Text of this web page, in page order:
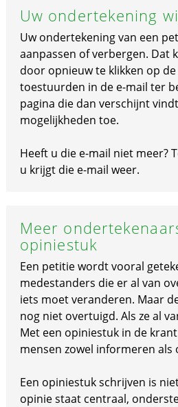
Uw ondertekening
Uw ondertekening van een
aanpassen of verbergen. Dat
door opnieuw te klikken op
toestuurden in de e-mail ter
pagina die dan verschijnt
mogelijkheden toe.
Heeft u die e-mail niet meer?
u krijgt die e-mail weer.
Meer
opiniestuk
Een petitie wordt vooral
medestanders die er al van
iets moet veranderen. Maar
nog niet overtuigd. Als ze al
Met een opiniestuk in de
mensen zowel informeren als
Een opiniestuk schrijven is
opinie staat centraal,